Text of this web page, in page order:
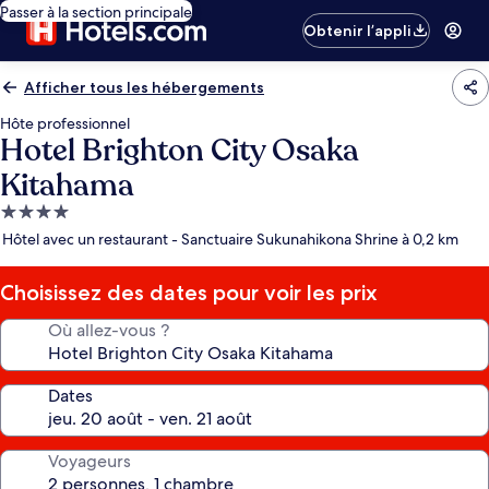
Passer à la section principale
Obtenir l’appli
Afficher tous les hébergements
Hôte professionnel
Hotel Brighton City Osaka
Kitahama
Hébergement
4.0 étoiles
Hôtel avec un restaurant - Sanctuaire Sukunahikona Shrine à 0,2 km
Choisissez des dates pour voir les prix
Où allez-vous ?
Dates
Voyageurs